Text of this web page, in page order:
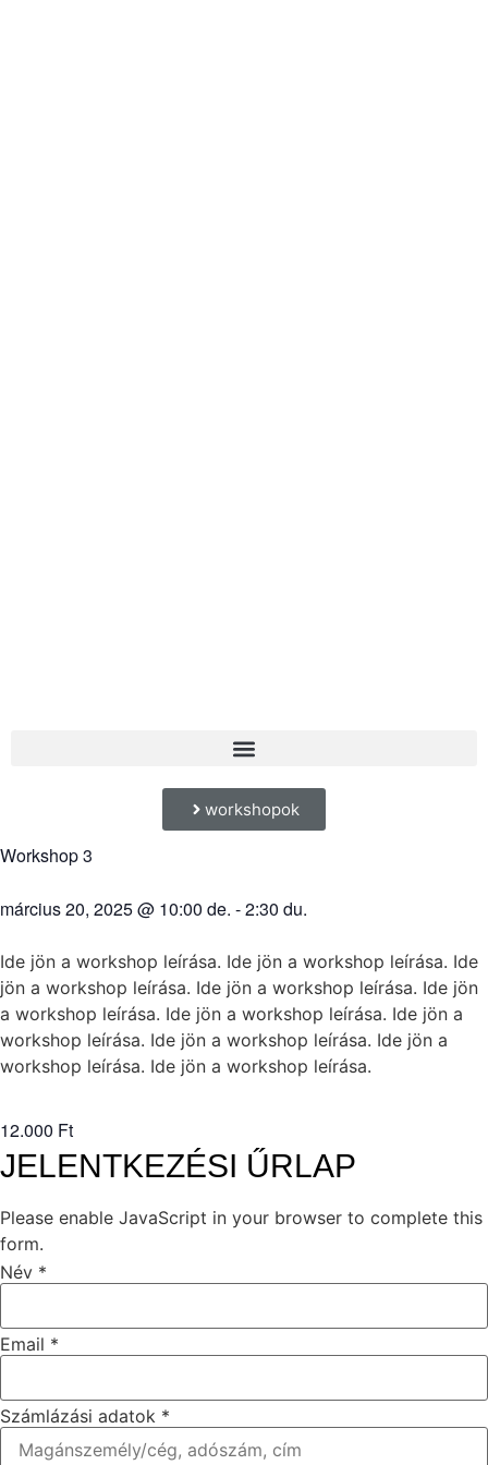
workshopok
Workshop 3
március 20, 2025@ 10:00 de. -2:30 du.
Ide jön a workshop leírása. Ide jön a workshop leírása. Ide
jön a workshop leírása. Ide jön a workshop leírása. Ide jön
a workshop leírása. Ide jön a workshop leírása. Ide jön a
workshop leírása. Ide jön a workshop leírása. Ide jön a
workshop leírása. Ide jön a workshop leírása.
12.000 Ft
JELENTKEZÉSI ŰRLAP
Please enable JavaScript in your browser to complete this
form.
Név
eseményt!
Név *
Email *
Számlázási adatok *